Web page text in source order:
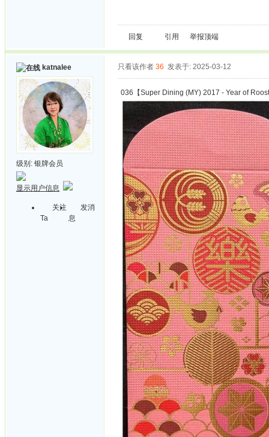
回复 引用 举报顶端
katnalee
级别: 银牌会员
显示用户信息
关注
Ta
发消
息
只看该作者 36 发表于: 2025-03-12
036【Super Dining (MY) 2017 - Year of